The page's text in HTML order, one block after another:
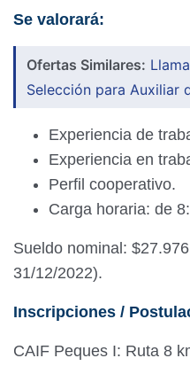
Se valorará:
Ofertas Similares:
Selección para Auxiliar
Experiencia de
Experiencia en
Perfil cooperativo.
Carga horaria: de
Sueldo nominal:
31/12/2022).
Inscripciones /
CAIF Peques I: Ruta 8